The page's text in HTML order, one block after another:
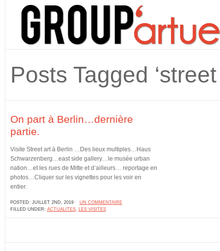
Posts Tagged
On part à Berlin…dernière
partie.
Visite Street art à Berlin …Des lieux multiples…Haus
Schwarzenberg…east side gallery…le musée urban
nation…et les rues de Mitte et d’ailleurs… reportage en
photos…Cliquer sur les vignettes pour les voir en
entier.
POSTED: JUILLET 2ND, 2019 ˑ UN COMMENTAIRE
FILLED UNDER: ACTUALITES, LES VISITES